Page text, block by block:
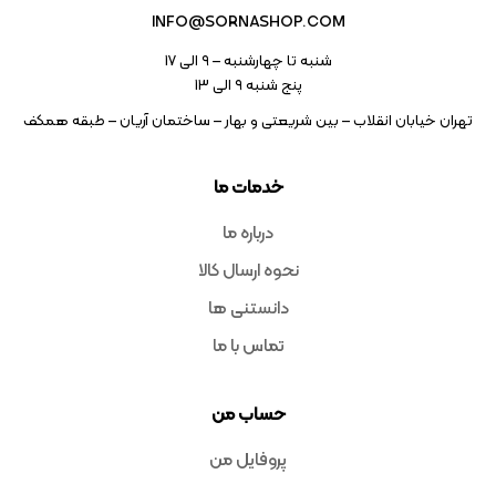
خدمات ما
درباره ما
نحوه ارسال کالا
دانستنی ها
تماس با ما
حساب من
پروفایل من
INFO@SORNASHOP.COM
شنبه تا چهارشنبه – ۹ الی 17
پنج شنبه ۹ الی 13
تهران خیابان انقلاب – بین شریعتی و بهار – ساختمان آریان – طبقه همکف